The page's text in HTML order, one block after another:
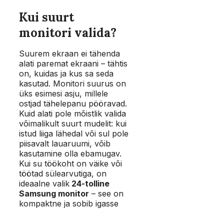
Kui suurt
monitori valida?
Suurem ekraan ei tähenda
alati paremat ekraani – tähtis
on, kuidas ja kus sa seda
kasutad. Monitori suurus on
üks esimesi asju, millele
ostjad tähelepanu pööravad.
Kuid alati pole mõistlik valida
võimalikult suurt mudelit: kui
istud liiga lähedal või sul pole
piisavalt lauaruumi, võib
kasutamine olla ebamugav.
Kui su töökoht on väike või
töötad sülearvutiga, on
ideaalne valik 24-tolline
Samsung monitor – see on
kompaktne ja sobib igasse